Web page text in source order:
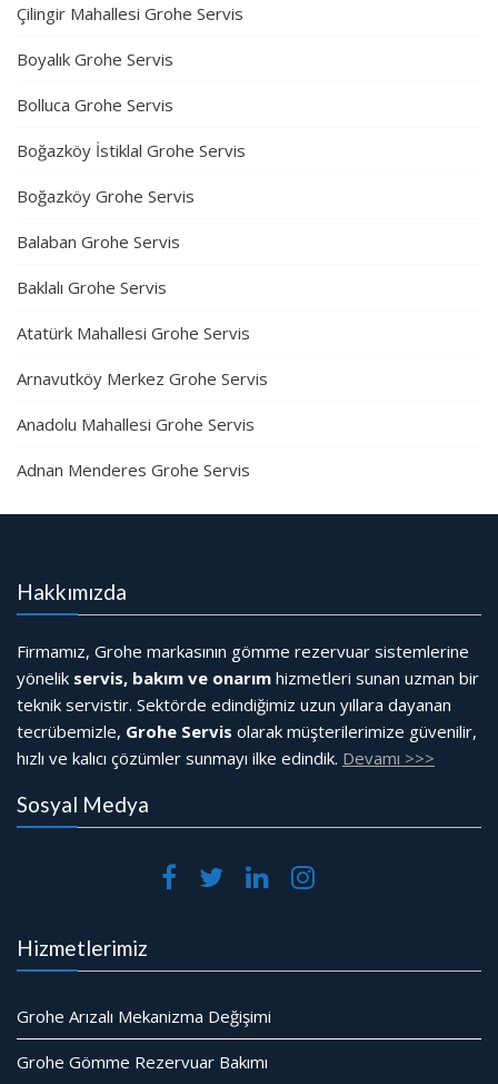
Çilingir Mahallesi Grohe Servis
Boyalık Grohe Servis
Bolluca Grohe Servis
Boğazköy İstiklal Grohe Servis
Boğazköy Grohe Servis
Balaban Grohe Servis
Baklalı Grohe Servis
Atatürk Mahallesi Grohe Servis
Arnavutköy Merkez Grohe Servis
Anadolu Mahallesi Grohe Servis
Adnan Menderes Grohe Servis
Hakkımızda
Firmamız, Grohe markasının gömme rezervuar sistemlerine
yönelik servis, bakım ve onarım hizmetleri sunan uzman bir
teknik servistir. Sektörde edindiğimiz uzun yıllara dayanan
tecrübemizle, Grohe Servis olarak müşterilerimize güvenilir,
hızlı ve kalıcı çözümler sunmayı ilke edindik. Devamı >>>
Sosyal Medya
Hizmetlerimiz
Grohe Arızalı Mekanizma Değişimi
Grohe Gömme Rezervuar Bakımı